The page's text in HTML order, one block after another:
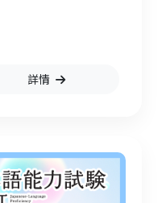
環節，每堂課結束
助同學們釐清文
的理解。
詳情